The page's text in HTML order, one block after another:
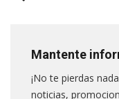
Mantente
¡No te pierdas
noticias,